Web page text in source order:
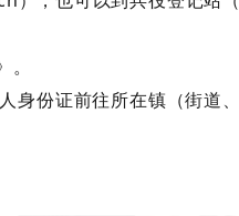
份证前往所在镇（街道